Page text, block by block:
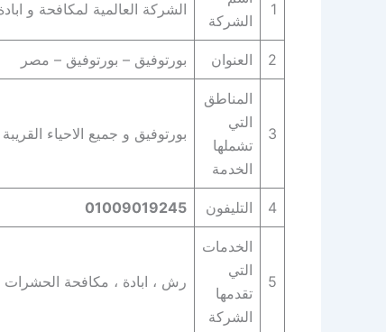
1
الشركة
الشركة العالمية لمكافحة و
2 العنوان بورتوفيق – بورتوفيق – مصر
3
المناطق
التي
تشملها
الخدمة
بورتوفيق و جميع الاحياء القريبة
4 التليفون 01009019245
5
الخدمات
التي
تقدمها
الشركة
رش ، ابادة ، مكافحة الحشرات و